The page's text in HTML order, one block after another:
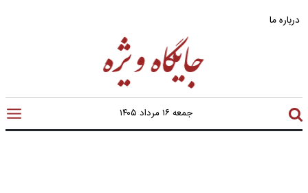
درباره ما
جمعه ۱۶ مرداد ۱۴۰۵